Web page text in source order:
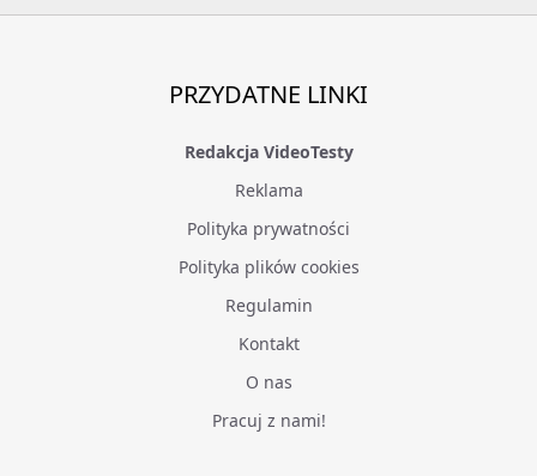
PRZYDATNE LINKI
Redakcja VideoTesty
Reklama
Polityka prywatności
Polityka plików cookies
Regulamin
Kontakt
O nas
Pracuj z nami!